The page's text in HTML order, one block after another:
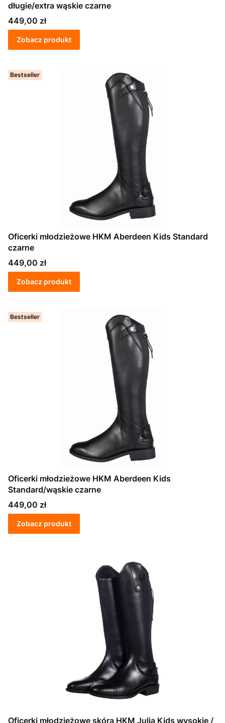
długie/extra wąskie czarne
Cena
449,00 zł
Zobacz produkt
Bestseller
Oficerki młodzieżowe HKM Aberdeen Kids Standard
czarne
Cena
449,00 zł
Zobacz produkt
Bestseller
Oficerki młodzieżowe HKM Aberdeen Kids
Standard/wąskie czarne
Cena
449,00 zł
Zobacz produkt
Oficerki młodzieżowe skóra HKM Julia Kids wysokie /